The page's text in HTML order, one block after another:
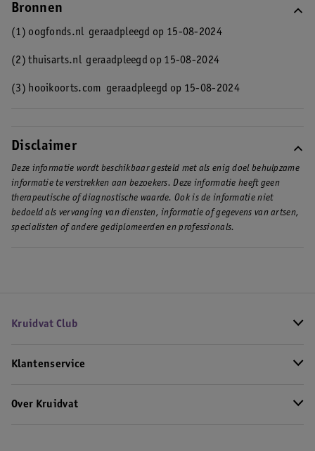
Bronnen
(1) oogfonds.nl geraadpleegd op 15-08-2024
(2) thuisarts.nl geraadpleegd op 15-08-2024
(3) hooikoorts.com geraadpleegd op 15-08-2024
Disclaimer
Deze informatie wordt beschikbaar gesteld met als enig doel behulpzame
informatie te verstrekken aan bezoekers. Deze informatie heeft geen
therapeutische of diagnostische waarde. Ook is de informatie niet
bedoeld als vervanging van diensten, informatie of gegevens van artsen,
specialisten of andere gediplomeerden en professionals.
Kruidvat Club
Klantenservice
Over Kruidvat